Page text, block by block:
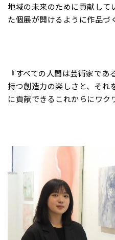
地域の未来のために貢献して
た個展が開けるように作品づ
『すべての人間は芸術家で
持つ創造力の楽しさと、それ
に貢献できるこれからにワク